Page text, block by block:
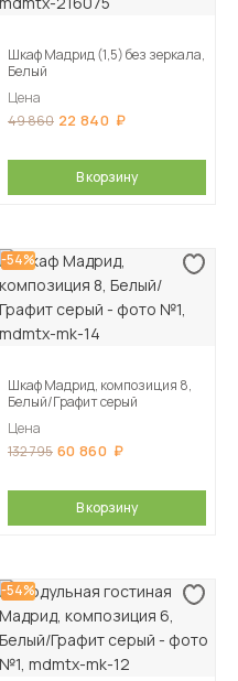
Шкаф Мадрид (1,5) без зеркала,
Белый
Цена
49 860 22 840
В корзину
-54%
Шкаф Мадрид, композиция 8,
Белый/Графит серый
Цена
132 795 60 860
В корзину
-54%